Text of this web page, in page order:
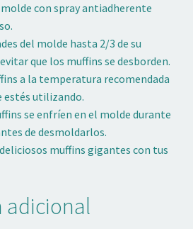
con spray antiadherente
del molde hasta 2/3 de su
que los muffins se desborden.
a la temperatura recomendada
estés utilizando.
se enfríen en el molde durante
de desmoldarlos.
muffins gigantes con tus
adicional